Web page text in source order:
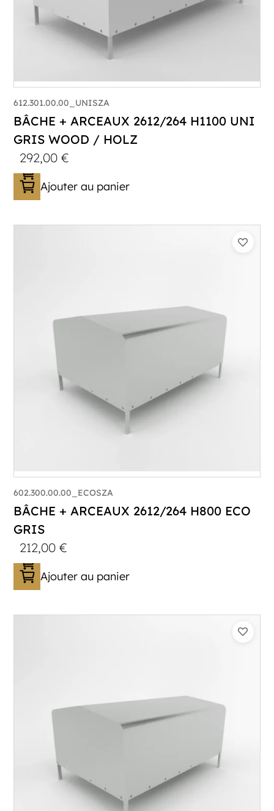
612.301.00.00_UNISZA
BÂCHE + ARCEAUX 2612/264 H1100 UNI
GRIS WOOD / HOLZ
292,00€
Ajouter au panier
602.300.00.00_ECOSZA
BÂCHE + ARCEAUX 2612/264 H800 ECO
GRIS
212,00€
Ajouter au panier